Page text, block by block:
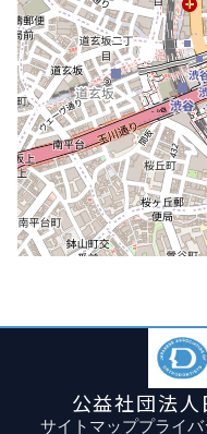
公益社団法
サイトマッププライバ